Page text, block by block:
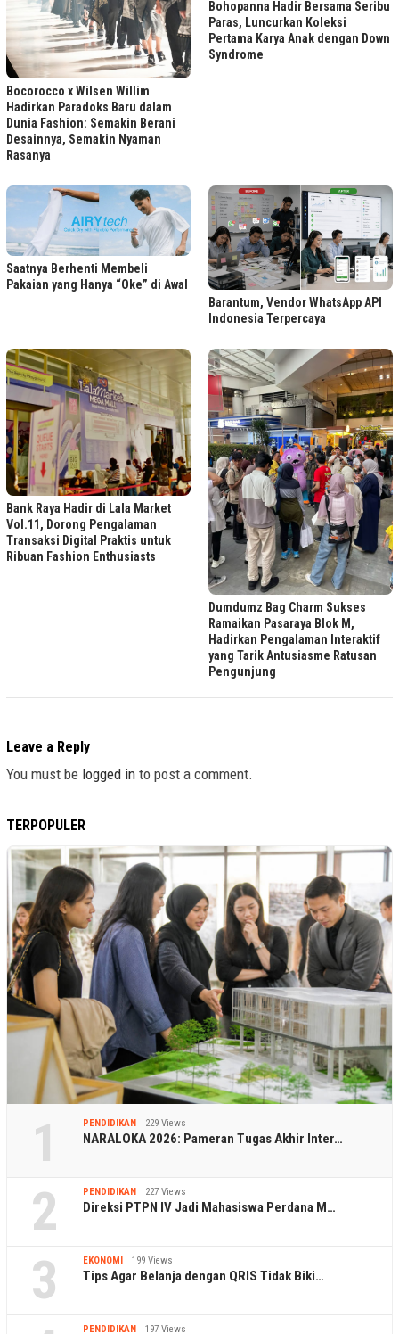
Bocorocco x Wilsen Willim
Hadirkan Paradoks Baru dalam
Dunia Fashion: Semakin Berani
Desainnya, Semakin Nyaman
Rasanya
Bohopanna Hadir Bersama Seribu
Paras, Luncurkan Koleksi
Pertama Karya Anak dengan Down
Syndrome
Saatnya Berhenti Membeli
Pakaian yang Hanya “Oke” di Awal
Barantum, Vendor WhatsApp API
Indonesia Terpercaya
Bank Raya Hadir di Lala Market
Vol.11, Dorong Pengalaman
Transaksi Digital Praktis untuk
Ribuan Fashion Enthusiasts
Dumdumz Bag Charm Sukses
Ramaikan Pasaraya Blok M,
Hadirkan Pengalaman Interaktif
yang Tarik Antusiasme Ratusan
Pengunjung
Leave a Reply
You must be logged in to post a comment.
TERPOPULER
1 PENDIDIKAN 229 Views
NARALOKA 2026: Pameran Tugas Akhir Inter…
2 PENDIDIKAN 227 Views
Direksi PTPN IV Jadi Mahasiswa Perdana M…
3 EKONOMI 199 Views
Tips Agar Belanja dengan QRIS Tidak Biki…
PENDIDIKAN 197 Views